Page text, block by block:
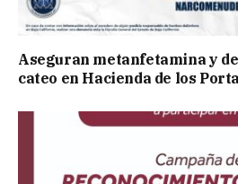
Aseguran metanfetamina y
cateo en Hacienda de los